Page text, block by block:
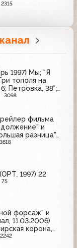
2315
1997) Мы; "Я
тополя на
Петровка, 38";
"Московские
3098
фильма
и
разница"
3618
1997) 22
75
форсаж" и
11.03.2006)
корона,
Whiskas,
2242